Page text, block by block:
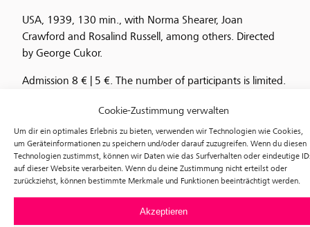
Cookie-Zustimmung verwalten
Um dir ein optimales Erlebnis zu bieten, verwenden wir Technologien wie Cookies,
um Geräteinformationen zu speichern und/oder darauf zuzugreifen. Wenn du diesen
Technologien zustimmst, können wir Daten wie das Surfverhalten oder eindeutige
auf dieser Website verarbeiten. Wenn du deine Zustimmung nicht erteilst oder
zurückziehst, können bestimmte Merkmale und Funktionen beeinträchtigt werden.
Akzeptieren
USA, 1939, 130 min., with Norma Shearer, Joan
Crawford and Rosalind Russell, among others. Directed
by George Cukor.
Admission 8 € | 5 €. The number of participants is limited.